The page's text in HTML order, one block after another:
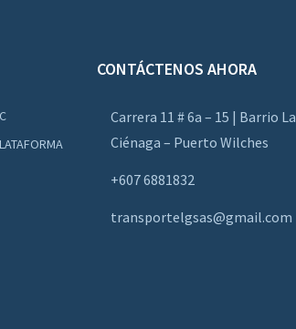
CONTÁCTENOS AHORA
Carrera 11 # 6a – 15 | Barrio La
Ciénaga – Puerto Wilches
+607 6881832
transportelgsas@gmail.com